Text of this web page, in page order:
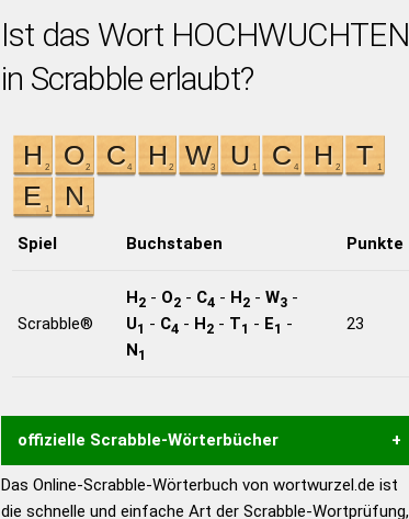
Ist das Wort HOCHWUCHTEN
in Scrabble erlaubt?
Spiel Buchstaben Punkte
Scrabble®
H2- O2- C4 - H2- W3-
U1 - C4 - H2- T1 - E1 -
N1
23
offizielle Scrabble-Wörterbücher
Wortwurzel liefert mit Hilfe eines semantischen
Das Online-Scrabble-Wörterbuch von wortwurzel.de ist
die schnelle und einfache Art der Scrabble-Wortprüfung,